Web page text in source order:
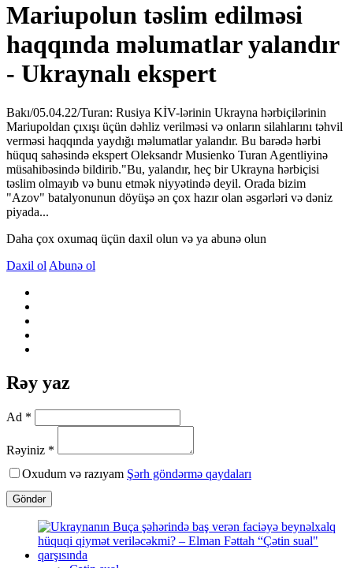
Mariupolun təslim edilməsi
haqqında məlumatlar yalandır
- Ukraynalı ekspert
Bakı/05.04.22/Turan: Rusiya KİV-lərinin Ukrayna hərbiçilərinin
Mariupoldan çıxışı üçün dəhliz verilməsi və onların silahlarını təhvil
verməsi haqqında yaydığı məlumatlar yalandır. Bu barədə hərbi
hüquq sahəsində ekspert Oleksandr Musienko Turan Agentliyinə
müsahibəsində bildirib."Bu, yalandır, heç bir Ukrayna hərbiçisi
təslim olmayıb və bunu etmək niyyətində deyil. Orada bizim
"Azov" batalyonunun döyüşə ən çox hazır olan əsgərləri və dəniz
piyada...
Daha çox oxumaq üçün daxil olun və ya abunə olun
Daxil ol Abunə ol
Rəy yaz
Ad *
Rəyiniz *
Oxudum və razıyam Şərh göndərmə qaydaları
Göndər